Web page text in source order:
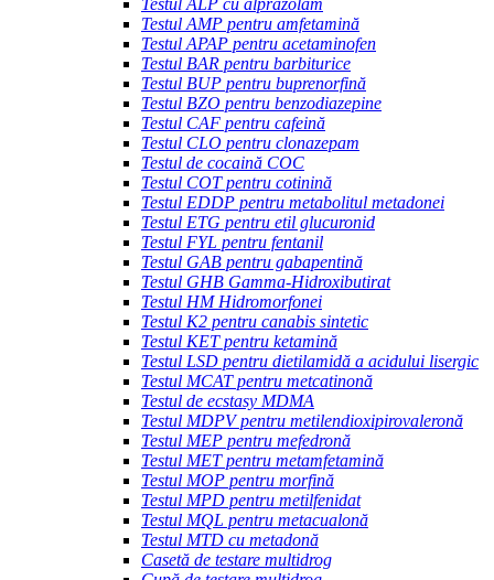
Testul ALP cu alprazolam
Testul AMP pentru amfetamină
Testul APAP pentru acetaminofen
Testul BAR pentru barbiturice
Testul BUP pentru buprenorfină
Testul BZO pentru benzodiazepine
Testul CAF pentru cafeină
Testul CLO pentru clonazepam
Testul de cocaină COC
Testul COT pentru cotinină
Testul EDDP pentru metabolitul metadonei
Testul ETG pentru etil glucuronid
Testul FYL pentru fentanil
Testul GAB pentru gabapentină
Testul GHB Gamma-Hidroxibutirat
Testul HM Hidromorfonei
Testul K2 pentru canabis sintetic
Testul KET pentru ketamină
Testul LSD pentru dietilamidă a acidului lisergic
Testul MCAT pentru metcatinonă
Testul de ecstasy MDMA
Testul MDPV pentru metilendioxipirovaleronă
Testul MEP pentru mefedronă
Testul MET pentru metamfetamină
Testul MOP pentru morfină
Testul MPD pentru metilfenidat
Testul MQL pentru metacualonă
Testul MTD cu metadonă
Casetă de testare multidrog